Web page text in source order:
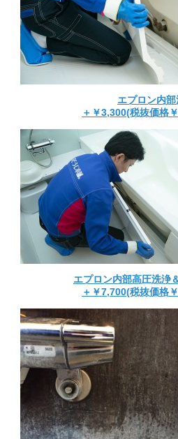
エプロン内
＋￥3,300(税抜価格
エプロン内部高圧洗浄
＋￥7,700(税抜価格